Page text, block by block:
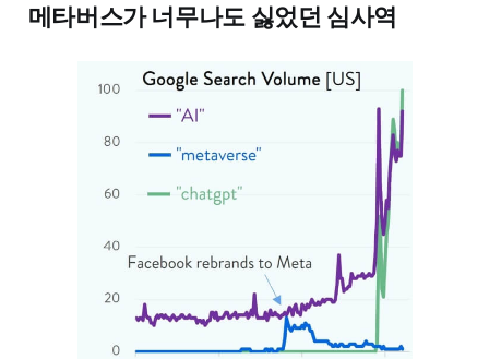
메타버스가 너무나도 싫었던 심사역